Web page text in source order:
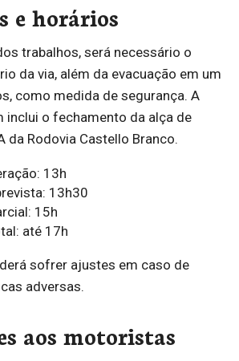
e horários
trabalhos, será necessário o
da via, além da evacuação em um
como medida de segurança. A
inclui o fechamento da alça de
da Rodovia Castello Branco.
13h
13h30
15h
até 17h
sofrer ajustes em caso de
adversas.
aos motoristas